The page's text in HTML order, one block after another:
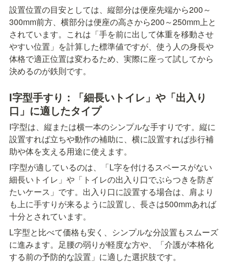
設置位置の目安としては、縦部分は便座先端から200～
300mm前方、横部分は便座の高さから200～250mm上と
されています。これは「手を前に出して体重を移動させ
やすい位置」を計算した標準値ですが、使う人の身長や
体格で適正位置は変わるため、実際に座って試してから
決めるのが鉄則です。
I字型手すり：「細長いトイレ」や「出入り
口」に適したタイプ
I字型は、縦または横一本のシンプルな手すりです。縦に
設置すれば立ちや動作の補助に、横に設置すれば歩行補
助や体を支える用途に使えます。
I字型が適しているのは、「L字を付けるスペースがない
細長いトイレ」や「トイレの出入り口でぶらつきを防ぎ
たいケース」です。出入り口に設置する場合は、肩より
も上に手すりが来るように設置し、長さは500mmあれば
十分とされています。
L字型と比べて価格も安く、シンプルな分設置もスムーズ
に進みます。足腰の弱りが軽度な方や、「介護が本格化
する前の予防的な設置」に適した選択肢です。